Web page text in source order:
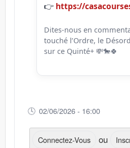
👉 https://
Dites-nous en
touché l’Ordre, le
sur ce Quinté+ 💸🐎🍀
02/06/2026 - 16:00
Connectez-Vous ou